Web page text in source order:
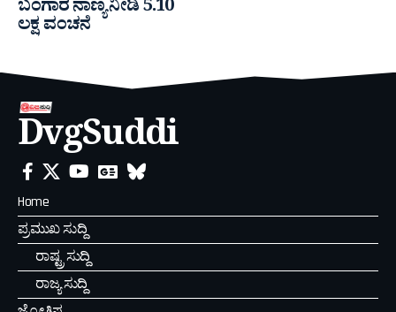
ಬಂಗಾರ ನಾಣ್ಯ ನೀಡಿ 5.10
ಲಕ್ಷ ವಂಚನೆ
DvgSuddi
Home
ಪ್ರಮುಖ ಸುದ್ದಿ
ರಾಷ್ಟ್ರ ಸುದ್ದಿ
ರಾಜ್ಯ ಸುದ್ದಿ